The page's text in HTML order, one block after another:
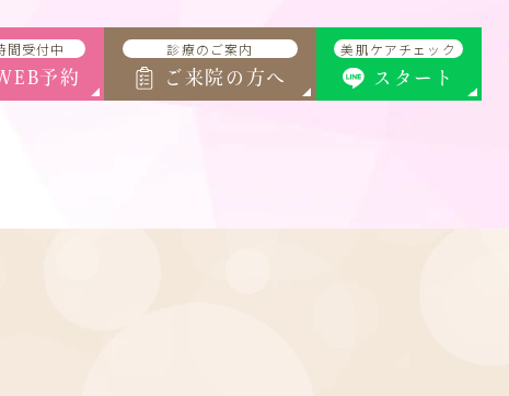
間受付中
予約
診療のご案内
ご来院の方へ
美肌ケアチェック
スタート